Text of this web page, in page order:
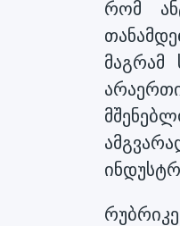
რომ
მაგრამ